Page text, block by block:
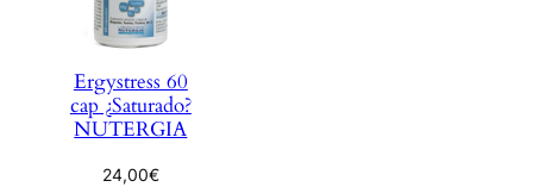
Ergystress 60
cap ¿Saturado?
NUTERGIA
24,00€